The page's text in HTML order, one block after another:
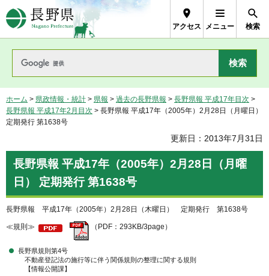
長野県Nagano Prefecture
アクセス メニュー 検索
ホーム > 県政情報・統計 > 県報 > 過去の長野県報 > 長野県報 平成17年目次 >
長野県報 平成17年2月目次 > 長野県報 平成17年（2005年）2月28日（月曜日）
定期発行 第1638号
更新日：2013年7月31日
長野県報 平成17年（2005年）2月28日（月曜
日） 定期発行 第1638号
長野県報 平成17年（2005年）2月28日（木曜日） 定期発行 第1638号
≪規則≫ （PDF：293KB/3page）
長野県規則第4号
不動産登記法の施行等に伴う関係規則の整理に関する規則
【情報公開課】